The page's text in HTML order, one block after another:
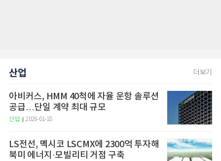
산업 더보기
아비커스, HMM 40척에 자율 운항 솔루션
공급…단일 계약 최대 규모
산업 2026-01-18
LS전선, 멕시코 LSCMX에 2300억 투자해
북미 에너지·모빌리티 거점 구축